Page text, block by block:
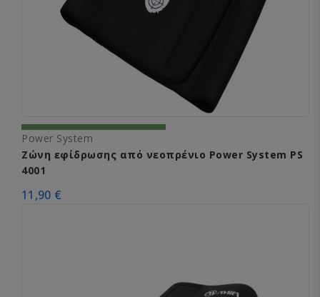
Power System
Ζώνη εφίδρωσης από νεοπρένιο Power System PS
4001
11,90 €